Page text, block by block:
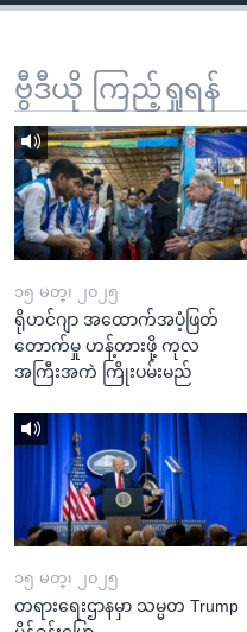
ဗွီဒီယို ကြည့်ရှုရန်
၁၅ မတ္၊ ၂၀၂၅
ရိုဟင်ဂျာ အထောက်အပံ့ဖြတ်
တောက်မှု ဟန့်တားဖို့ ကုလ
အကြီးအကဲ ကြိုးပမ်းမည်
၁၅ မတ္၊ ၂၀၂၅
တရားရေးဌာနမှာ သမ္မတ Trump